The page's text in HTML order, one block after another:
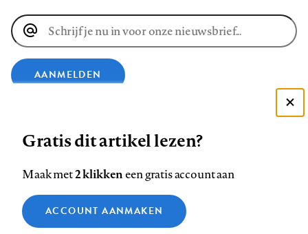
E-
mailadres
AANMELDEN
op
Facebook
op
LinkedIn
op
Bluesky
ons
op
InstagramYouTube
Footer
Contact Colofon Disclaimer Privacy
Medische vragen verdienen
Zie onze cookie policy
Analytische cookies
Gratis dit artikel lezen?
Maak met2 klikkeneen gratis account aan
ACCOUNT AANMAKEN